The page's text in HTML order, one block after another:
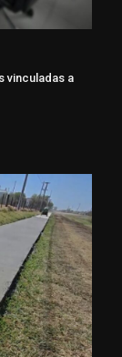
vinculadas a